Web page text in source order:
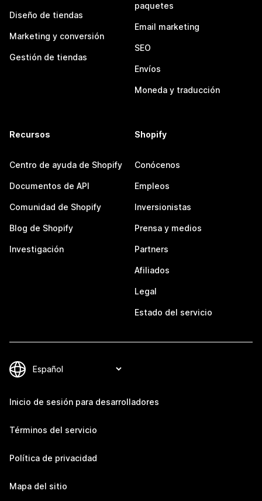
Diseño de tiendas
Marketing y conversión
Gestión de tiendas
paquetes
Email marketing
SEO
Envíos
Moneda y traducción
Recursos
Centro de ayuda de Shopify
Documentos de API
Comunidad de Shopify
Blog de Shopify
Investigación
Shopify
Conócenos
Empleos
Inversionistas
Prensa y medios
Partners
Afiliados
Legal
Estado del servicio
Inicio de sesión para desarrolladores
Términos del servicio
Política de privacidad
Mapa del sitio